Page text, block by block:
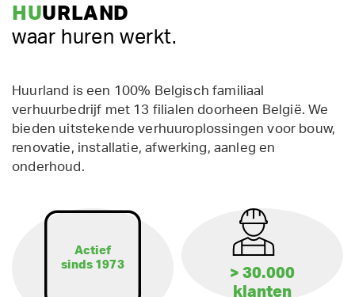
HUURLAND
waar huren werkt.
Huurland is een 100% Belgisch familiaal
verhuurbedrijf met 13 filialen doorheen België. We
bieden uitstekende verhuuroplossingen voor bouw,
renovatie, installatie, afwerking, aanleg en
onderhoud.
Actief
sinds 1973
> 30.000
klanten